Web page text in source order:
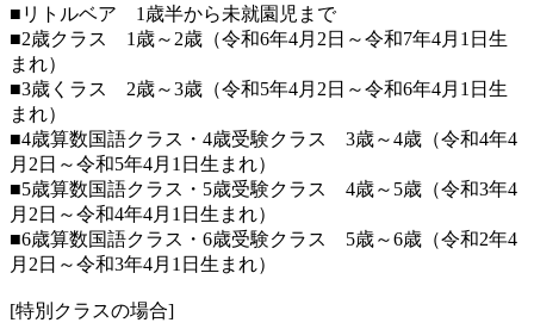
■リトルベア 1歳半から未就園児まで
■2歳クラス 1歳～2歳（令和6年4月2日～令和7年4月1日生
まれ）
■3歳くラス 2歳～3歳（令和5年4月2日～令和6年4月1日生
まれ）
■4歳算数国語クラス・4歳受験クラス 3歳～4歳（令和4年4
月2日～令和5年4月1日生まれ）
■5歳算数国語クラス・5歳受験クラス 4歳～5歳（令和3年4
月2日～令和4年4月1日生まれ）
■6歳算数国語クラス・6歳受験クラス 5歳～6歳（令和2年4
月2日～令和3年4月1日生まれ）
[特別クラスの場合]